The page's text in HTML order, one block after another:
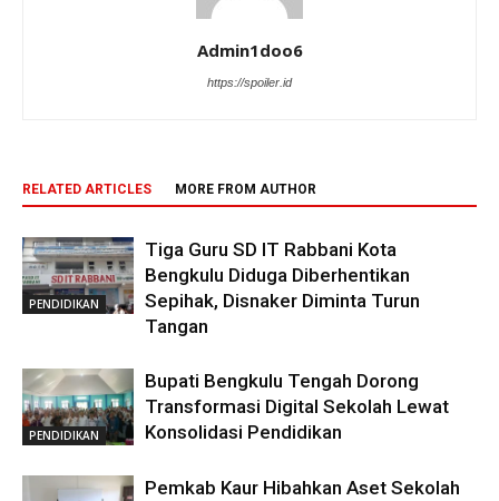
Admin1doo6
https://spoiler.id
RELATED ARTICLES MORE FROM AUTHOR
PENDIDIKAN
Tiga Guru SD IT Rabbani Kota
Bengkulu Diduga Diberhentikan
Sepihak, Disnaker Diminta Turun
Tangan
PENDIDIKAN
Bupati Bengkulu Tengah Dorong
Transformasi Digital Sekolah Lewat
Konsolidasi Pendidikan
Pemkab Kaur Hibahkan Aset Sekolah